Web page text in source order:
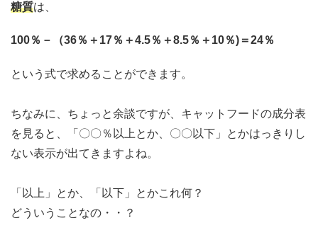
糖質は、
100％－（36％＋17％＋4.5％＋8.5％＋10％)＝24％
という式で求めることができます。
ちなみに、ちょっと余談ですが、キャットフードの成分表
を見ると、「〇〇％以上とか、〇〇以下」とかはっきりし
ない表示が出てきますよね。
「以上」とか、「以下」とかこれ何？
どういうことなの・・？